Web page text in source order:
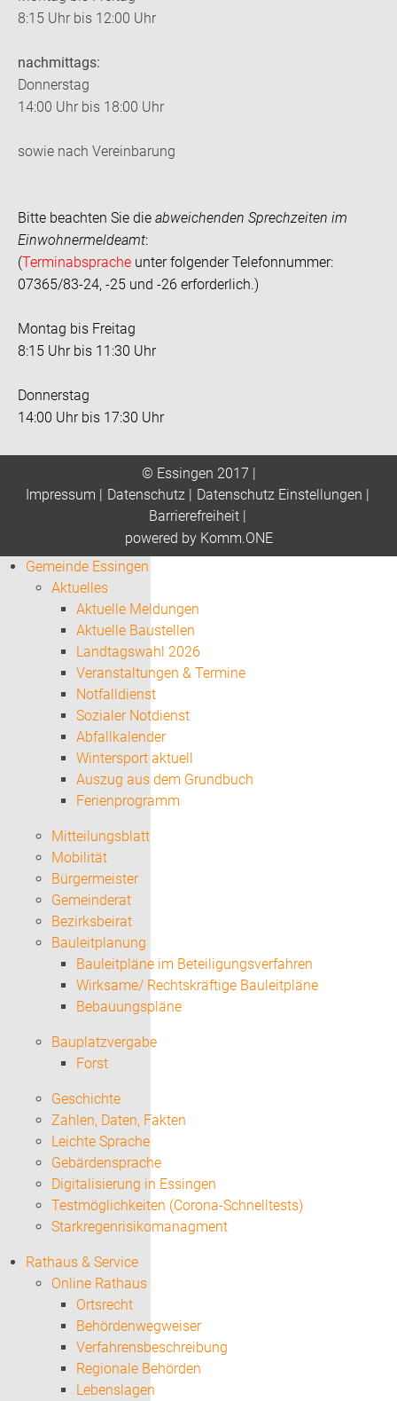
8:15 Uhr bis 12:00 Uhr
nachmittags:
Donnerstag
14:00 Uhr bis 18:00 Uhr
sowie nach Vereinbarung
Bitte beachten Sie die abweichenden Sprechzeiten im
Einwohnermeldeamt:
(Terminabsprache unter folgender Telefonnummer:
07365/83-24, -25 und -26 erforderlich.)
Montag bis Freitag
8:15 Uhr bis 11:30 Uhr
Donnerstag
14:00 Uhr bis 17:30 Uhr
© Essingen 2017 |
Impressum | Datenschutz| Datenschutz Einstellungen |
Barrierefreiheit|
powered by Komm.ONE
Gemeinde Essingen
Aktuelles
Aktuelle Meldungen
Aktuelle Baustellen
Landtagswahl 2026
Veranstaltungen & Termine
Notfalldienst
Sozialer Notdienst
Abfallkalender
Wintersport aktuell
Auszug aus dem Grundbuch
Ferienprogramm
Mitteilungsblatt
Mobilität
Bürgermeister
Gemeinderat
Bezirksbeirat
Bauleitplanung
Bauleitpläne im Beteiligungsverfahren
Wirksame/ Rechtskräftige Bauleitpläne
Bebauungspläne
Bauplatzvergabe
Forst
Geschichte
Zahlen, Daten, Fakten
Leichte Sprache
Gebärdensprache
Digitalisierung in Essingen
Testmöglichkeiten (Corona-Schnelltests)
Starkregenrisikomanagment
Rathaus & Service
Online Rathaus
Ortsrecht
Behördenwegweiser
Verfahrensbeschreibung
Regionale Behörden
Lebenslagen